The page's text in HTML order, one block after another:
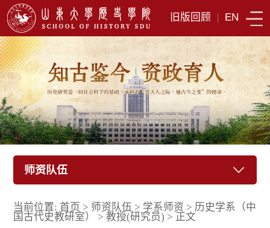
旧版回顾 | EN
师资队伍
当前位置: 首页 > 师资队伍 > 学系师资 > 历史学系（中
国古代史教研室）
>教授(研究员) > 正文